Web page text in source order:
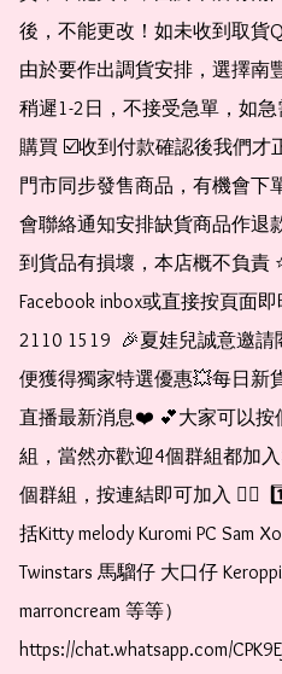
後，不能更改！如未收到取貨
由於要作出調貨安排，選擇南
稍遲1-2日，不接受急單，如
購買 ☑️收到付款確認後我們才
門市同步發售商品，有機會下
會聯絡通知安排缺貨商品作退
到貨品有損壞，本店概不負責
Facebook inbox或直接按頁面
2110 1519  🎉夏娃兒誠意邀請
便獲得獨家特選優惠💥每日新
直播最新消息❤️ 💕大家可以按
組，當然亦歡迎4個群組都加
個群組，按連結即可加入 👇🏻
括Kitty melody Kuromi PC Sam
Twinstars 馬騮仔 大口仔
marroncream 等等）
https://chat.whatsapp.com/